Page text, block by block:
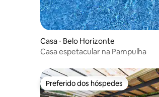
Casa ⋅ Belo Horizonte
Casa espetacular na Pampulha
Preferido dos hóspedes
Preferido dos hóspedes